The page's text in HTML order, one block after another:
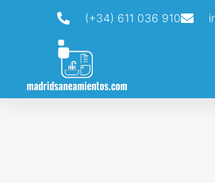
(+34) 611 036 910